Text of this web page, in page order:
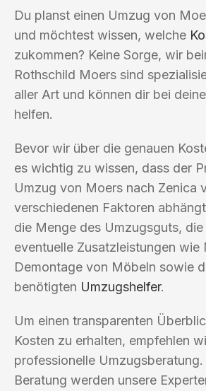
Du planst einen Umzug von
und möchtest wissen, welche
zukommen? Keine Sorge, wir
Rothschild Moers sind
aller Art und können dir bei
helfen.
Bevor wir über die genauen
es wichtig zu wissen, dass der
Umzug von Moers nach Zenica
verschiedenen Faktoren
die Menge des Umzugsguts, die
eventuelle Zusatzleistungen wie
Demontage von Möbeln sowie
benötigten Umzugshelfer.
Um einen transparenten
Kosten zu erhalten, empfehlen
professionelle Umzugsberatung.
Beratung werden unsere